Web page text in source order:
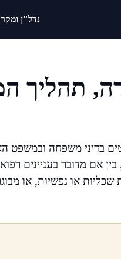
נדל"ן
תהליך
בדיני משפחה ובמשפט
אם מדובר בעניינים
שכליות או נפשיות, או